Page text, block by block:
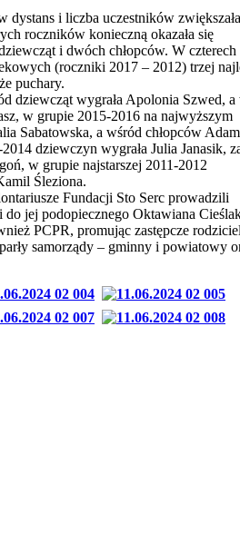
dystans i liczba uczestników
roczników konieczną okazała się
i dwóch chłopców. W czterech
(roczniki 2017 – 2012) trzej
puchary.
dziewcząt wygrała Apolonia Szwed, a
w grupie 2015-2016 na najwyższym
Sabatowska, a wśród chłopców Adam
dziewczyn wygrała Julia Janasik,
w grupie najstarszej 2011-2012
Śleziona.
Fundacji Sto Serc prowadzili
do jej podopiecznego Oktawiana
PCPR, promując zastępcze
samorządy – gminny i powiatowy